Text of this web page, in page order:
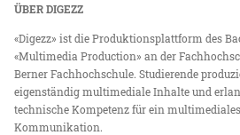
ÜBER DIGEZZ
«Digezz» ist die Produktionsplattform des
«Multimedia Production» an der
Berner Fachhochschule. Studierende
eigenständig multimediale Inhalte und
technische Kompetenz für ein
Kommunikation.